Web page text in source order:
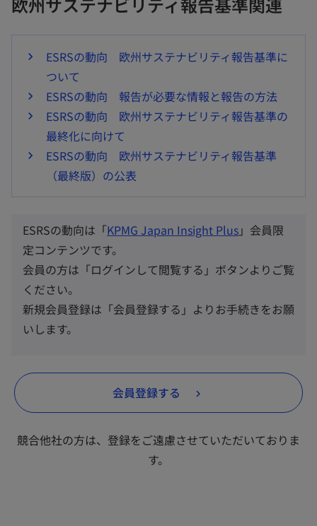
ESRSの動向 欧州サステナビリティ報告基準に
ついて
ESRSの動向 報告が必要な情報と報告の方法
ESRSの動向 欧州サステナビリティ報告基準の
最終化に向けて
ESRSの動向 欧州サステナビリティ報告基準
（最終版）の公表
ESRSの動向は「KPMG Japan Insight Plus」会員限
定コンテンツです。
会員の方は「ログインして閲覧する」ボタンよりご覧
ください。
新規会員登録は「会員登録する」よりお手続きをお願
いします。
会員登録する
し
タ
競合他社の方は、登録をご遠慮させていただいておりま
す。